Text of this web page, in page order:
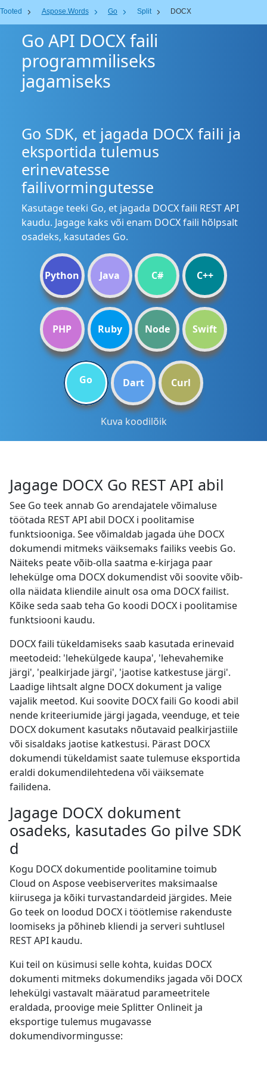
Tooted Aspose.Words Go Split DOCX
Go API DOCX faili
programmiliseks
jagamiseks
Go SDK, et jagada DOCX faili ja
eksportida tulemus
erinevatesse
failivormingutesse
Kasutage teeki Go, et jagada DOCX faili REST API
kaudu. Jagage kaks või enam DOCX faili hõlpsalt
osadeks, kasutades Go.
Python Java C# C++
PHP Ruby Node Swift
Go Dart Curl
Kuva koodilõik
Jagage DOCX Go REST API abil
See Go teek annab Go arendajatele võimaluse
töötada REST API abil DOCX i poolitamise
funktsiooniga. See võimaldab jagada ühe DOCX
dokumendi mitmeks väiksemaks failiks veebis Go.
Näiteks peate võib-olla saatma e-kirjaga paar
lehekülge oma DOCX dokumendist või soovite võib-
olla näidata kliendile ainult osa oma DOCX failist.
Kõike seda saab teha Go koodi DOCX i poolitamise
funktsiooni kaudu.
DOCX faili tükeldamiseks saab kasutada erinevaid
meetodeid: 'lehekülgede kaupa', 'lehevahemike
järgi', 'pealkirjade järgi', 'jaotise katkestuse järgi'.
Laadige lihtsalt algne DOCX dokument ja valige
vajalik meetod. Kui soovite DOCX faili Go koodi abil
nende kriteeriumide järgi jagada, veenduge, et teie
DOCX dokument kasutaks nõutavaid pealkirjastiile
või sisaldaks jaotise katkestusi. Pärast DOCX
dokumendi tükeldamist saate tulemuse eksportida
eraldi dokumendilehtedena või väiksemate
failidena.
Jagage DOCX dokument
osadeks, kasutades Go pilve SDK
d
Kogu DOCX dokumentide poolitamine toimub
Cloud on Aspose veebiserverites maksimaalse
kiirusega ja kõiki turvastandardeid järgides. Meie
Go teek on loodud DOCX i töötlemise rakenduste
loomiseks ja põhineb kliendi ja serveri suhtlusel
REST API kaudu.
Kui teil on küsimusi selle kohta, kuidas DOCX
dokumenti mitmeks dokumendiks jagada või DOCX
lehekülgi vastavalt määratud parameetritele
eraldada, proovige meie Splitter Onlineit ja
eksportige tulemus mugavasse
dokumendivormingusse: